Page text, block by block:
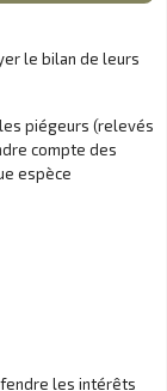
le bilan de leurs
piégeurs (relevés
compte des
espèce
les intérêts